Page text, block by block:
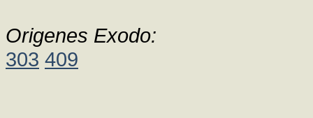
Origenes Exodo:
303 409